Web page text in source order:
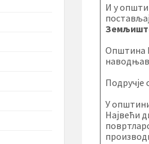
И у
Општина
У
Највећи